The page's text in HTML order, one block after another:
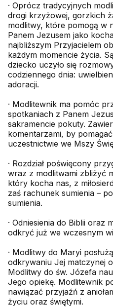
· Oprócz tradycyjnych
drogi krzyżowej, gorzkich
modlitwy, które pomogą w
Panem Jezusem jako
najbliższym Przyjacielem
każdym momencie życia.
dziecko uczyło się
codziennego dnia:
adoracji.
· Modlitewnik ma pomóc
spotkaniach z Panem
sakramencie pokuty.
komentarzami, by
uczestnictwie we Mszy
· Rozdział poświęcony
wraz z modlitwami zbliżyć
który kocha nas, z
zaś rachunek sumienia –
sumienia.
· Odniesienia do Biblii oraz
odkryć już we wczesnym
· Modlitwy do Maryi
odkrywaniu Jej matczynej
Modlitwy do św. Józefa
Jego opiekę. Modlitewnik
nawiązać przyjaźń z
życiu oraz świętymi.